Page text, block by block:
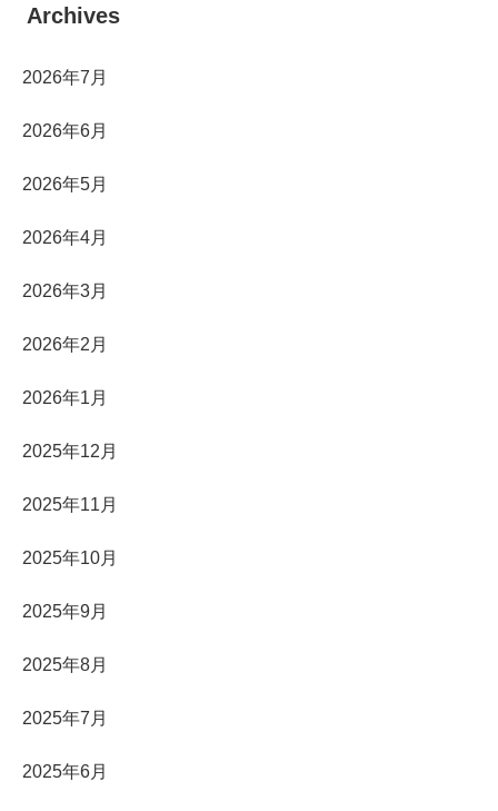
Archives
2026年7月
2026年6月
2026年5月
2026年4月
2026年3月
2026年2月
2026年1月
2025年12月
2025年11月
2025年10月
2025年9月
2025年8月
2025年7月
2025年6月